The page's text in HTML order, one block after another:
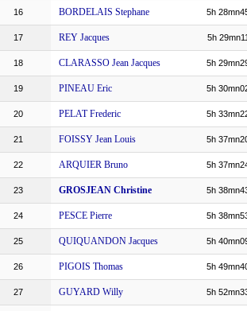
16 BORDELAIS Stephane 5h
17 REY Jacques 5h
18 CLARASSO Jean Jacques 5h
19 PINEAU Eric 5h
20 PELAT Frederic 5h
21 FOISSY Jean Louis 5h
22 ARQUIER Bruno 5h
23 GROSJEAN Christine 5h
24 PESCE Pierre 5h
25 QUIQUANDON Jacques 5h
26 PIGOIS Thomas 5h
27 GUYARD Willy 5h